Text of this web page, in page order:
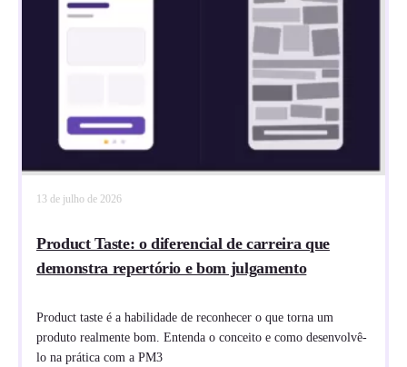
13 de julho de 2026
Product Taste: o diferencial de carreira que
demonstra repertório e bom julgamento
Product taste é a habilidade de reconhecer o que torna um
produto realmente bom. Entenda o conceito e como desenvolvê-
lo na prática com a PM3